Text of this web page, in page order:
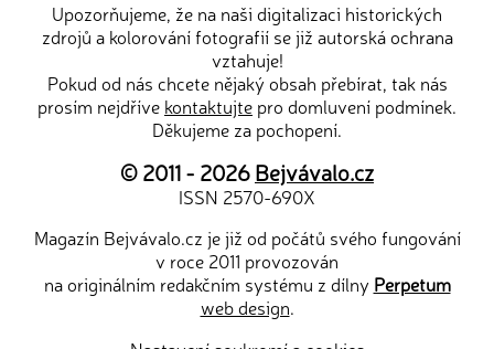
Upozorňujeme, že na naši digitalizaci historických
zdrojů a kolorování fotografií se již autorská ochrana
vztahuje!
Pokud od nás chcete nějaký obsah přebírat, tak nás
prosím nejdříve kontaktujte pro domluvení podmínek.
Děkujeme za pochopení.
© 2011 - 2026Bejvávalo.cz
ISSN 2570-690X
Magazín Bejvávalo.cz je již od počátů svého fungování
v roce 2011 provozován
na originálním redakčním systému z dílny Perpetum
web design.